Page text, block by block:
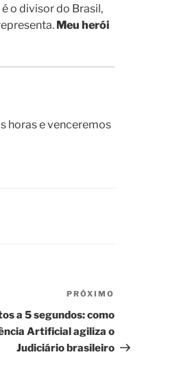
o divisor do Brasil,
Meu herói
horas e venceremos
post
PRÓXIMO
a 5 segundos: como
Artificial agiliza o
Judiciário brasileiro